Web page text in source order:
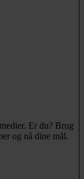
Er du? Brug
og nå dine mål.